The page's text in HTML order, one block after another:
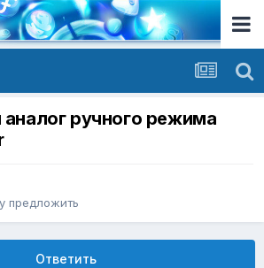
ручного режима
предложить
Ответить